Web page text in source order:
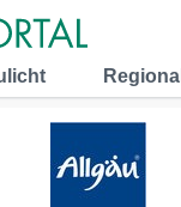
Regional